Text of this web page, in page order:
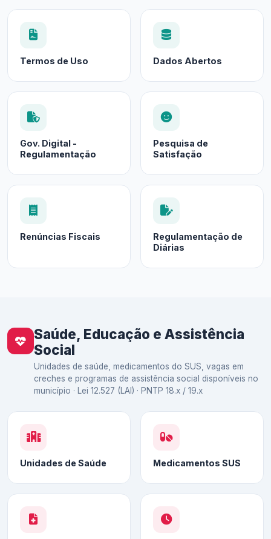
Termos de Uso Dados Abertos
Gov. Digital -
Regulamentação
Pesquisa de
Satisfação
Renúncias Fiscais
Regulamentação de
Diárias
Saúde, Educação e Assistência
Social
Unidades de saúde, medicamentos do SUS, vagas em
creches e programas de assistência social disponíveis no
município · Lei 12.527 (LAI) · PNTP 18.x / 19.x
Unidades de Saúde Medicamentos SUS